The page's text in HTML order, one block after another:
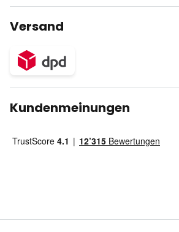
Versand
Kundenmeinungen